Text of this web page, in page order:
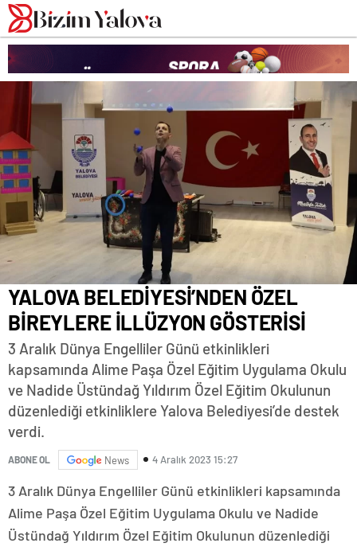
romabet
romabet
romabet
deneme
bonusu
veren
siteler
YALOVA BELEDİYESİ’NDEN ÖZEL
BİREYLERE İLLÜZYON GÖSTERİSİ
3 Aralık Dünya Engelliler Günü etkinlikleri
kapsamında Alime Paşa Özel Eğitim Uygulama Okulu
ve Nadide Üstündağ Yıldırım Özel Eğitim Okulunun
düzenlediği etkinliklere Yalova Belediyesi’de destek
verdi.
ABONE OL News 4 Aralık 2023 15:27
3 Aralık Dünya Engelliler Günü etkinlikleri kapsamında
Alime Paşa Özel Eğitim Uygulama Okulu ve Nadide
Üstündağ Yıldırım Özel Eğitim Okulunun düzenlediği